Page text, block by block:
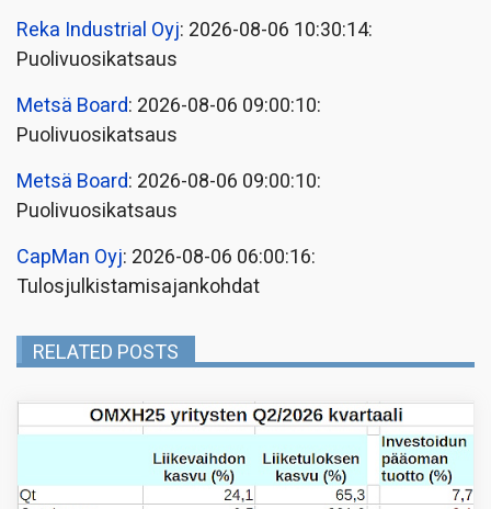
Reka Industrial Oyj: 2026-08-06 10:30:14:
Puolivuosikatsaus
Metsä Board: 2026-08-06 09:00:10:
Puolivuosikatsaus
Metsä Board: 2026-08-06 09:00:10:
Puolivuosikatsaus
CapMan Oyj: 2026-08-06 06:00:16:
Tulosjulkistamisajankohdat
RELATED POSTS